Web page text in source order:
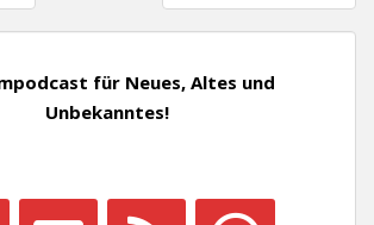
für Neues, Altes und
Unbekanntes!